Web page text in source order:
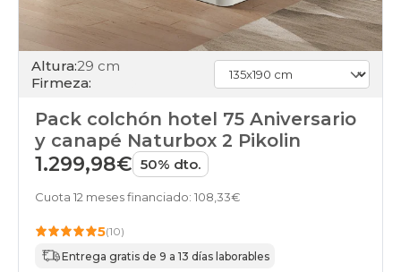
Altura:29 cm
Firmeza:
Pack colchón hotel 75 Aniversario
y canapé Naturbox 2 Pikolin
1.299,98€ 50% dto.
Cuota 12 meses financiado: 108,33€
5(10)
Entrega gratis de 9 a 13 días laborables